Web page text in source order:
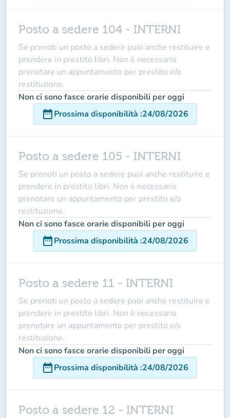
Posto a sedere 104 - INTERNI
Se prenoti un posto a sedere puoi anche restituire e
prendere in prestito libri. Non è necessario
prenotare un appuntamento per prestito e/o
restituzione.
Non ci sono fasce orarie disponibili per oggi
date_rangeProssima disponibilità :24/08/2026
Posto a sedere 105 - INTERNI
Se prenoti un posto a sedere puoi anche restituire e
prendere in prestito libri. Non è necessario
prenotare un appuntamento per prestito e/o
restituzione.
Non ci sono fasce orarie disponibili per oggi
date_rangeProssima disponibilità :24/08/2026
Posto a sedere 11 - INTERNI
Se prenoti un posto a sedere puoi anche restituire e
prendere in prestito libri. Non è necessario
prenotare un appuntamento per prestito e/o
restituzione.
Non ci sono fasce orarie disponibili per oggi
date_rangeProssima disponibilità :24/08/2026
Posto a sedere 12 - INTERNI